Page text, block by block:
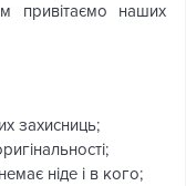
привітаємо наших
захисниць;
ніде і в кого;